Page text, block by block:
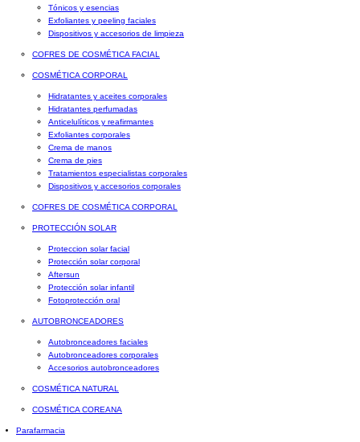
Tónicos y esencias
Exfoliantes y peeling faciales
Dispositivos y accesorios de limpieza
COFRES DE COSMÉTICA FACIAL
COSMÉTICA CORPORAL
Hidratantes y aceites corporales
Hidratantes perfumadas
Anticelulíticos y reafirmantes
Exfoliantes corporales
Crema de manos
Crema de pies
Tratamientos especialistas corporales
Dispositivos y accesorios corporales
COFRES DE COSMÉTICA CORPORAL
PROTECCIÓN SOLAR
Proteccion solar facial
Protección solar corporal
Aftersun
Protección solar infantil
Fotoprotección oral
AUTOBRONCEADORES
Autobronceadores faciales
Autobronceadores corporales
Accesorios autobronceadores
COSMÉTICA NATURAL
COSMÉTICA COREANA
Parafarmacia